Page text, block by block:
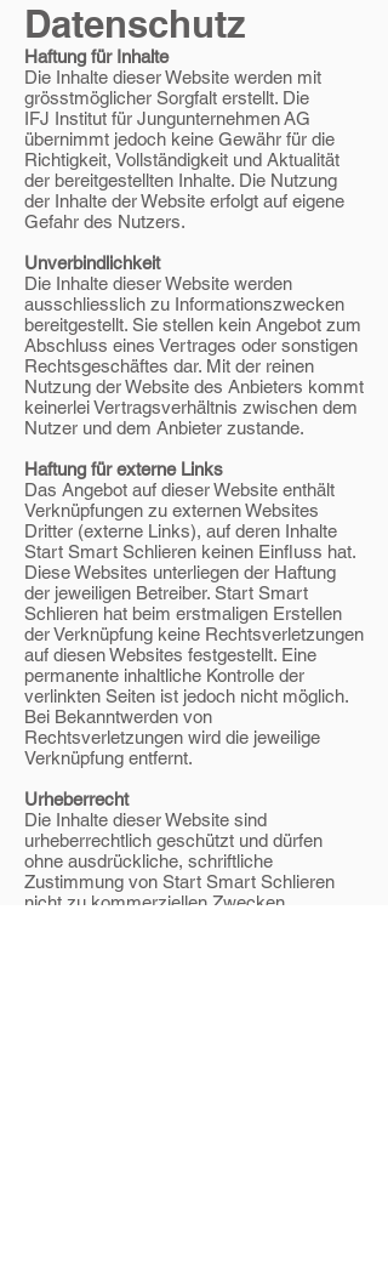
Datenschutz
Haftung für Inhalte
Die Inhalte dieser Website werden mit
grösstmöglicher Sorgfalt erstellt. Die
IFJ Institut für Jungunternehmen AG
übernimmt jedoch keine Gewähr für die
Richtigkeit, Vollständigkeit und Aktualität
der bereitgestellten Inhalte. Die Nutzung
der Inhalte der Website erfolgt auf eigene
Gefahr des Nutzers.
Unverbindlichkeit
Die Inhalte dieser Website werden
ausschliesslich zu Informationszwecken
bereitgestellt. Sie stellen kein Angebot zum
Abschluss eines Vertrages oder sonstigen
Rechtsgeschäftes dar. Mit der reinen
Nutzung der Website des Anbieters kommt
keinerlei Vertragsverhältnis zwischen dem
Nutzer und dem Anbieter zustande.
Haftung für externe Links
Das Angebot auf dieser Website enthält
Verknüpfungen zu externen Websites
Dritter (externe Links), auf deren Inhalte
Start Smart Schlieren keinen Einfluss hat.
Diese Websites unterliegen der Haftung
der jeweiligen Betreiber. Start Smart
Schlieren hat beim erstmaligen Erstellen
der Verknüpfung keine Rechtsverletzungen
auf diesen Websites festgestellt. Eine
permanente inhaltliche Kontrolle der
verlinkten Seiten ist jedoch nicht möglich.
Bei Bekanntwerden von
Rechtsverletzungen wird die jeweilige
Verknüpfung entfernt.
Urheberrecht
Die Inhalte dieser Website sind
urheberrechtlich geschützt und dürfen
ohne ausdrückliche, schriftliche
Zustimmung von Start Smart Schlieren
nicht zu kommerziellen Zwecken